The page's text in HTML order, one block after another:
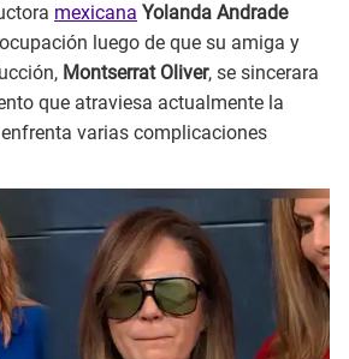
mexicana Yolanda Andrade
luego de que su amiga y
Montserrat Oliver, se sincerara
que atraviesa actualmente la
varias complicaciones